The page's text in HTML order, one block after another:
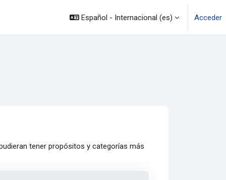
Español - Internacional ‎(es)‎ Acceder
tener propósitos y categorías más